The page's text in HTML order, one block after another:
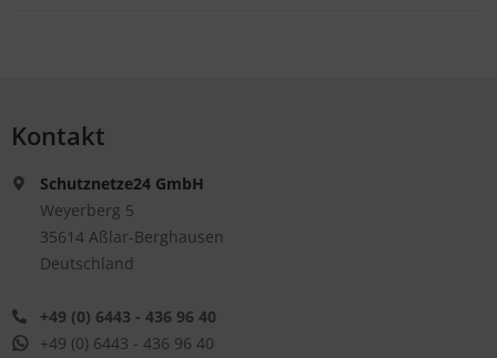
Kontakt
Schutznetze24 GmbH
Weyerberg 5
35614 Aßlar-Berghausen
Deutschland
+49 (0) 6443 - 436 96 40
+49 (0) 6443 - 436 96 40